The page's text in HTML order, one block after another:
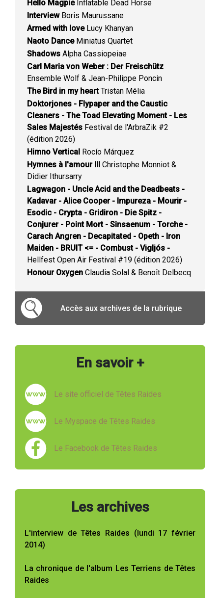
Hello MagpieInflatable Dead Horse
InterviewBoris Maurussane
Armed with loveLucy Khanyan
Naoto DanceMiniatus Quartet
Shadows Alpha Cassiopeiae
Carl Maria von Weber : Der Freischütz
Ensemble Wolf & Jean-Philippe Poncin
The Bird in my heartTristan Mélia
Doktorjones - Flypaper and the Caustic
Cleaners - The Toad Elevating Moment - Les
Sales Majestés Festival de l'ArbraZik #2
(édition 2026)
Himno Vertical Rocío Márquez
Hymnes à l'amour III Christophe Monniot &
Didier Ithursarry
Lagwagon - Uncle Acid and the Deadbeats -
Kadavar - Alice Cooper - Impureza - Mourir -
Esodic - Crypta - Gridiron - Die Spitz -
Conjurer - Point Mort - Sinsaenum - Torche -
Carach Angren - Decapitated - Opeth - Iron
Maiden - BRUIT <= - Combust - Vigljós -
Hellfest Open Air Festival #19 (édition 2026)
Honour Oxygen Claudia Solal & Benoît Delbecq
Accès aux archives de la rubrique
En savoir +
Le site officiel de Têtes Raides
Le Myspace de Têtes Raides
Le Facebook de Têtes Raides
Les archives
L'interview de Têtes Raides (lundi 17 février
2014)
La chronique de l'album Les Terriens de Têtes
Raides